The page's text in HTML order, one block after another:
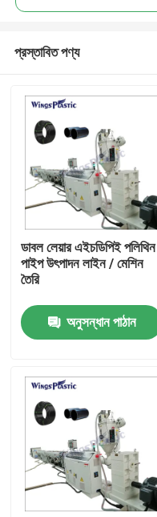
পণ্য
আমাদের সম্পর্কে
কারখানা ভ্রমণ
প্রস্তাবিত পণ্য
ডাবল লেয়ার এইচডিপিই পলিথিন
পাইপ উৎপাদন লাইন / মেশিন
তৈরি
অনুসন্ধান পাঠান